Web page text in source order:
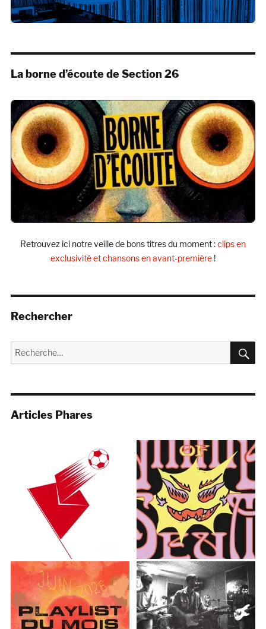
La borne d’écoute de Section 26
Retrouvez ici notre veille de bons titres du moment :clips en
exclusivité et chansons en avant-première !
Rechercher
Recherche
pour :
Articles Phares